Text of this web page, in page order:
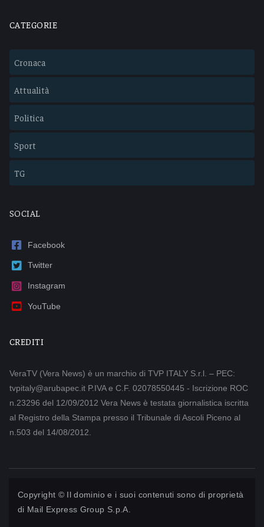
CATEGORIE
Cronaca
Attualità
Politica
Sport
TG
SOCIAL
Facebook
Twitter
Instagram
YouTube
CREDITI
VeraTV (Vera News) è un marchio di TVP ITALY S.r.l. – PEC:
tvpitaly@arubapec.it P.IVA e C.F. 02078550445 - Iscrizione ROC
n.23296 del 12/09/2012 Vera News è testata giornalistica iscritta
al Registro della Stampa presso il Tribunale di Ascoli Piceno al
n.503 del 14/08/2012.
Copyright © Il dominio e i suoi contenuti sono di proprietà
di Mail Express Group S.p.A.